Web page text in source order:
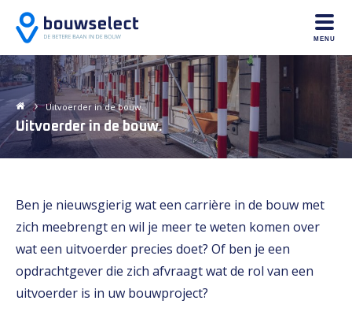
MENU
Uitvoerder in de bouw.
Uitvoerder in de bouw.
Ben je nieuwsgierig wat een carrière in de bouw met
zich meebrengt en wil je meer te weten komen over
wat een uitvoerder precies doet? Of ben je een
opdrachtgever die zich afvraagt wat de rol van een
uitvoerder is in uw bouwproject?